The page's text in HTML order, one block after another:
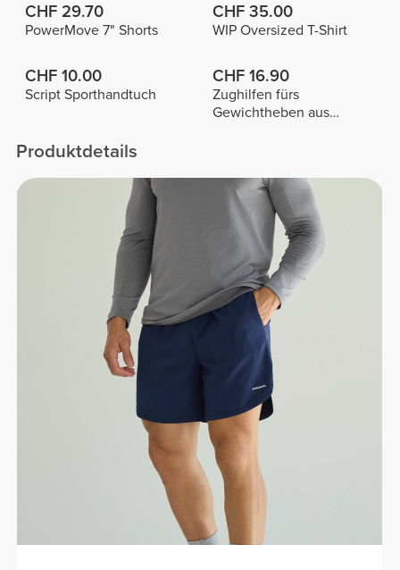
CHF 29.70
PowerMove 7" Shorts
CHF 35.00
WIP Oversized T-Shirt
CHF 10.00
Script Sporthandtuch
CHF 16.90
Zughilfen fürs
Gewichtheben aus
Produktdetails